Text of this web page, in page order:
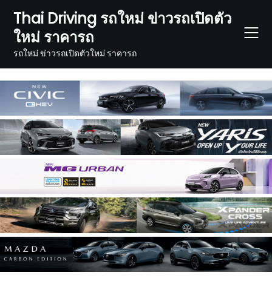
content
Thai Driving รถใหม่ ข่าวรถเปิดตัว
ใหม่ ราคารถ
รถใหม่ ข่าวรถเปิดตัวใหม่ ราคารถ